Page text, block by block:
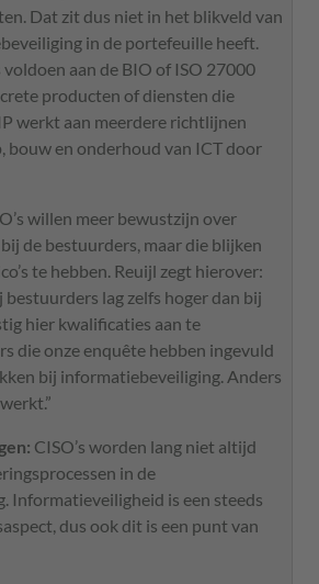
Dat zit dus niet in het blikveld van
in de portefeuille heeft.
aan de BIO of ISO 27000
producten of diensten die
werkt aan meerdere richtlijnen
bouw en onderhoud van ICT door
’s willen meer bewustzijn over
de bestuurders, maar die blijken
te hebben. Reuijl zegt hierover:
lag zelfs hoger dan bij
hier kwalificaties aan te
die onze enquête hebben ingevuld
bij informatiebeveiliging. Anders
CISO’s worden lang niet altijd
in de
Informatieveiligheid is een steeds
dus ook dit is een punt van